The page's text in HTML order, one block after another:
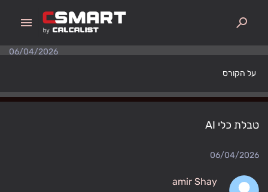
menu search
על הקורס
06/04/2026
טבלת כלי AI
06/04/2026
amir Shay